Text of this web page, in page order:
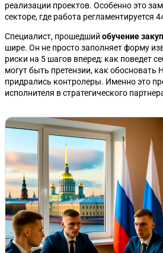
реализации проектов. Особенно это
секторе, где работа регламентируется
Специалист, прошедший обучение
шире. Он не просто заполняет форму
риски на 5 шагов вперед: как поведет
могут быть претензии, как
придрались контролеры. Именно это
исполнителя в стратегического